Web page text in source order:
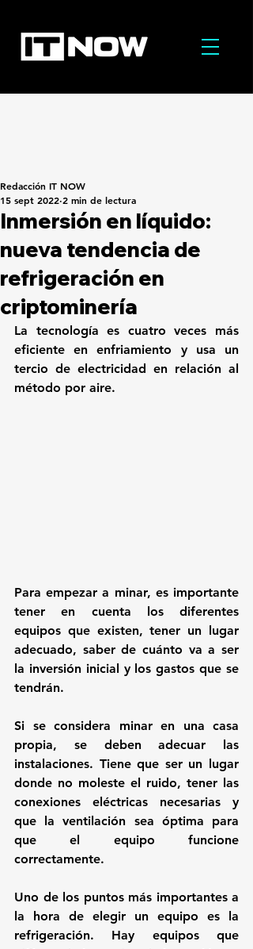
Inmersión en líquido:
nueva tendencia de
refrigeración en
criptominería
Redacción IT NOW
15 sept 2022 2 min de lectura
La tecnología es cuatro veces más
eficiente en enfriamiento y usa un
tercio de electricidad en relación al
método por aire.
Para empezar a minar, es importante
tener en cuenta los diferentes
equipos que existen, tener un lugar
adecuado, saber de cuánto va a ser
la inversión inicial y los gastos que se
tendrán.
Si se considera minar en una casa
propia, se deben adecuar las
instalaciones. Tiene que ser un lugar
donde no moleste el ruido, tener las
conexiones eléctricas necesarias y
que la ventilación sea óptima para
que el equipo funcione
correctamente.
Uno de los puntos más importantes a
la hora de elegir un equipo es la
refrigeración. Hay equipos que